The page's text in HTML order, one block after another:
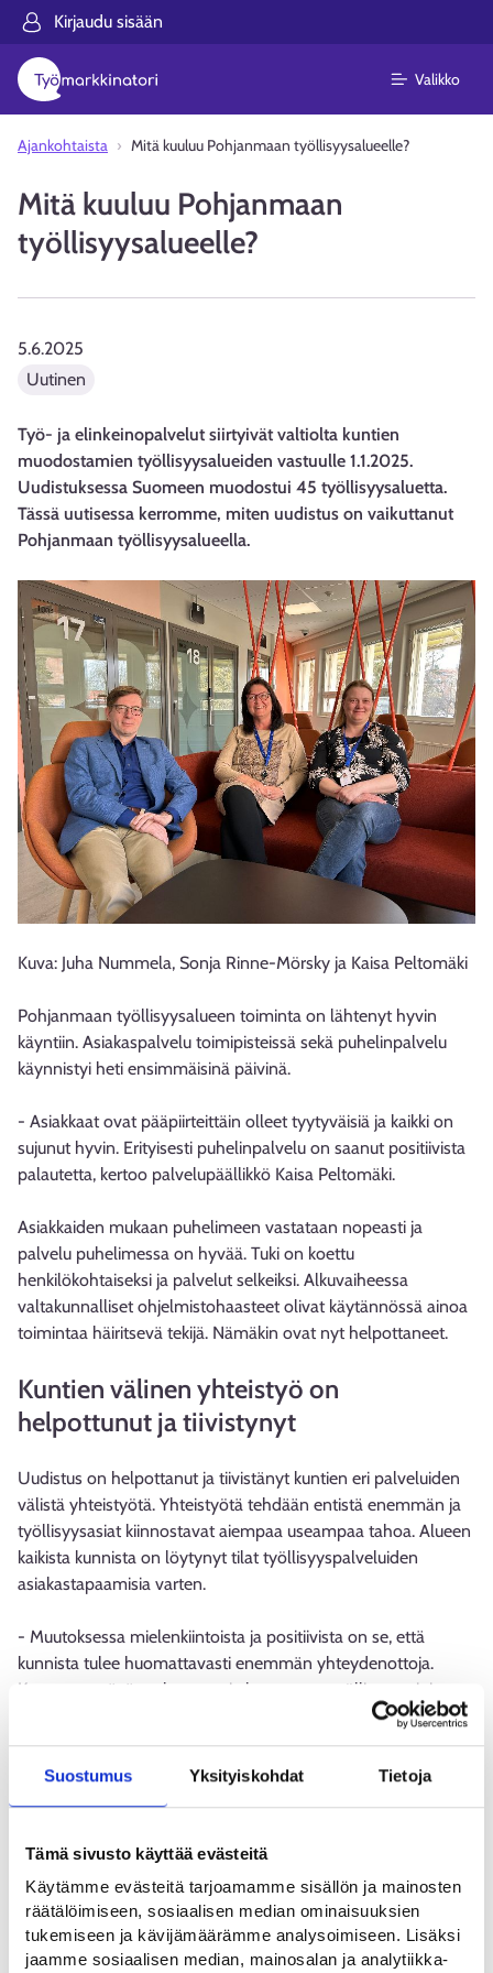
Suostumus Yksityiskohdat Tietoja
Tämä sivusto käyttää evästeitä
Käytämme evästeitä tarjoamamme sisällön ja mainosten
räätälöimiseen, sosiaalisen median ominaisuuksien
tukemiseen ja kävijämäärämme analysoimiseen. Lisäksi
jaamme sosiaalisen median, mainosalan ja analytiikka-
Kirjaudu sisään
Valikko
Ajankohtaista Mitä kuuluu Pohjanmaan työllisyysalueelle?
Mitä kuuluu Pohjanmaan
työllisyysalueelle?
5.6.2025
Uutinen
Työ- ja elinkeinopalvelut siirtyivät valtiolta kuntien
muodostamien työllisyysalueiden vastuulle 1.1.2025.
Uudistuksessa Suomeen muodostui 45 työllisyysaluetta.
Tässä uutisessa kerromme, miten uudistus on vaikuttanut
Pohjanmaan työllisyysalueella.
Kuva: Juha Nummela, Sonja Rinne-Mörsky ja Kaisa Peltomäki
Pohjanmaan työllisyysalueen toiminta on lähtenyt hyvin
käyntiin. Asiakaspalvelu toimipisteissä sekä puhelinpalvelu
käynnistyi heti ensimmäisinä päivinä.
- Asiakkaat ovat pääpiirteittäin olleet tyytyväisiä ja kaikki on
sujunut hyvin. Erityisesti puhelinpalvelu on saanut positiivista
palautetta, kertoo palvelupäällikkö Kaisa Peltomäki.
Asiakkaiden mukaan puhelimeen vastataan nopeasti ja
palvelu puhelimessa on hyvää. Tuki on koettu
henkilökohtaiseksi ja palvelut selkeiksi. Alkuvaiheessa
valtakunnalliset ohjelmistohaasteet olivat käytännössä ainoa
toimintaa häiritsevä tekijä. Nämäkin ovat nyt helpottaneet.
Kuntien välinen yhteistyö on
helpottunut ja tiivistynyt
Uudistus on helpottanut ja tiivistänyt kuntien eri palveluiden
välistä yhteistyötä. Yhteistyötä tehdään entistä enemmän ja
työllisyysasiat kiinnostavat aiempaa useampaa tahoa. Alueen
kaikista kunnista on löytynyt tilat työllisyyspalveluiden
asiakastapaamisia varten.
- Muutoksessa mielenkiintoista ja positiivista on se, että
kunnista tulee huomattavasti enemmän yhteydenottoja.
Kunnat pyytävät puhumaan ja kertomaan työllisyysasioista,
Yhteistyö myös alueen muiden toimijoiden, kuten
- Rakennamme yhteisiä tavoitteita tulevaan, toteaa
Alkuvaiheessa haasteita on aiheuttanut määrärahojen korkea
sidonta-aste sekä kahden erilaisen organisaation